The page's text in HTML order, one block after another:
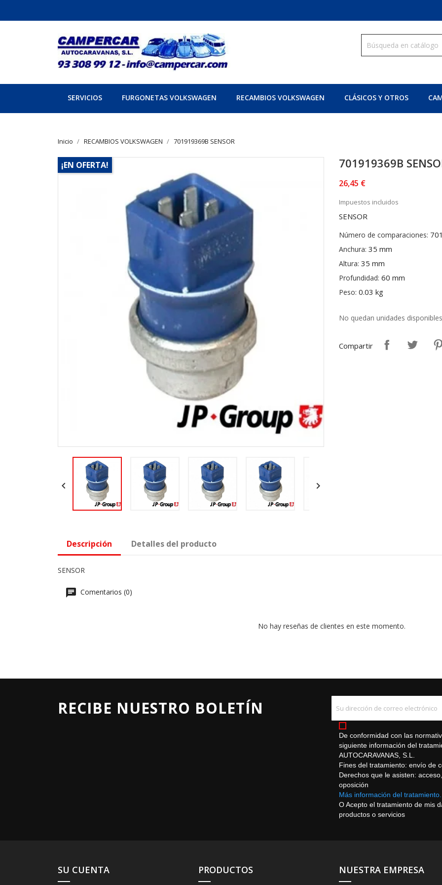
SERVICIOS FURGONETAS VOLKSWAGEN RECAMBIOS VOLKSWAGEN CLÁSICOS Y OTROS
Inicio RECAMBIOS VOLKSWAGEN 701919369B SENSOR
¡EN OFERTA!
 
701919369B
26,45 €
Impuestos incluidos
SENSOR
Número de comparaciones:
Anchura: 35 mm
Altura: 35 mm
Profundidad: 60 mm
Peso: 0.03 kg
No quedan unidades disponibles
Compartir
Descripción Detalles del producto
SENSOR
Comentarios (0)
No hay reseñas de clientes en este momento.
RECIBE NUESTRO BOLETÍN
De conformidad con las
siguiente información del
AUTOCARAVANAS, S.L.
Fines del tratamiento: envío de
Derechos que le asisten:
oposición
Más información del tratamiento.
O Acepto el tratamiento de mis
productos o servicios
SU CUENTA PRODUCTOS NUESTRA EMPRESA